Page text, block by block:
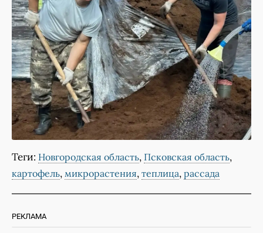
Теги: Новгородская область, Псковская область,
картофель, микрорастения, теплица, рассада
РЕКЛАМА